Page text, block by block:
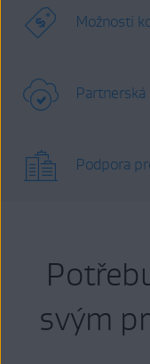
Možnosti
Podpora
svým